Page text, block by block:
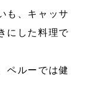
も、キャッサ
にした料理で
ペルーでは健